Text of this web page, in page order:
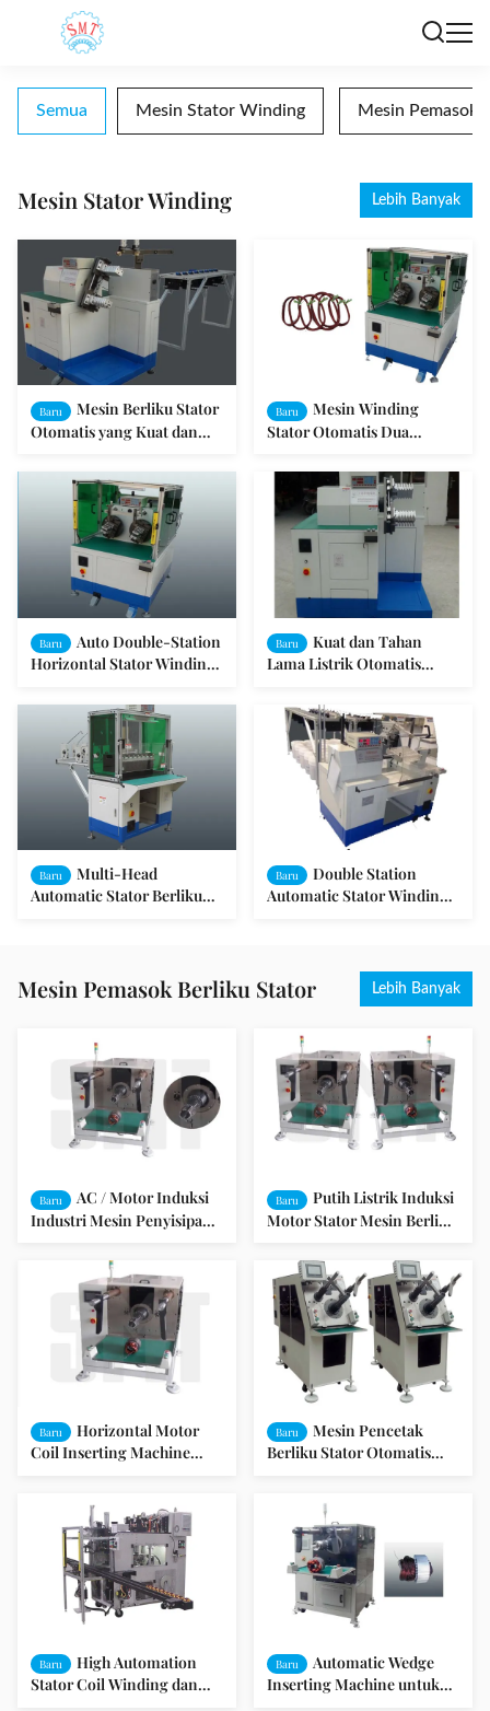
Semua Mesin Stator Winding Mesin Pemasok
Mesin Stator Winding Lebih Banyak
Baru
Mesin Berliku Stator
Otomatis yang Kuat dan
Berliku Coil
Baru
Mesin Winding
Stator Otomatis Dua
3HP
Baru
Auto Double-Station
Horizontal Stator Winding
Tembaga SMT-WR100
Baru
Kuat dan Tahan
Lama Listrik Otomatis
SMT-R650
Baru
Multi-Head
Automatic Stator Berliku
Baru
Double Station
Automatic Stator Winding
Mesin Pemasok Berliku Stator Lebih Banyak
Baru
AC / Motor Induksi
Industri Mesin Penyisipan
Baru
Putih Listrik Induksi
Motor Stator Mesin Berliku
Baru
Horizontal Motor
Coil Inserting Machine
Baru
Mesin Pencetak
Berliku Stator Otomatis
Baru
High Automation
Stator Coil Winding dan
Baru
Automatic Wedge
Inserting Machine untuk